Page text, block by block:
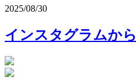
2025/08/30
インスタグラムから